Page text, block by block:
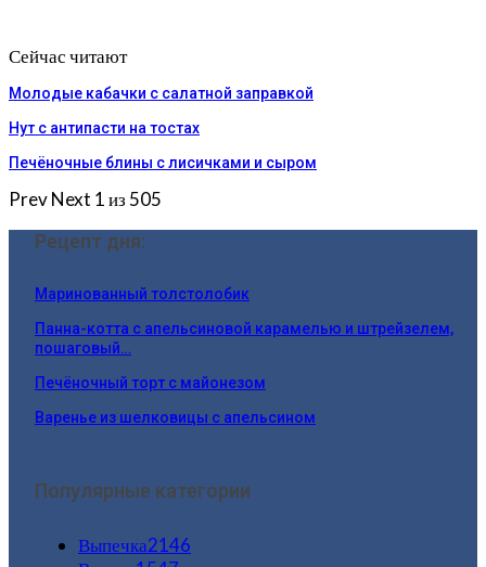
Сейчас читают
Молодые кабачки с салатной заправкой
Нут с антипасти на тостах
Печёночные блины с лисичками и сыром
PrevNext 1 из 505
Рецепт дня:
Маринованный толстолобик
Панна-котта с апельсиновой карамелью и штрейзелем,
пошаговый…
Печёночный торт с майонезом
Варенье из шелковицы с апельсином
Популярные категории
Выпечка2146